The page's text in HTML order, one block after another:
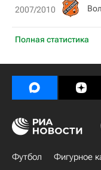
Полная статистика
2007/2010
Футбол Фигурное